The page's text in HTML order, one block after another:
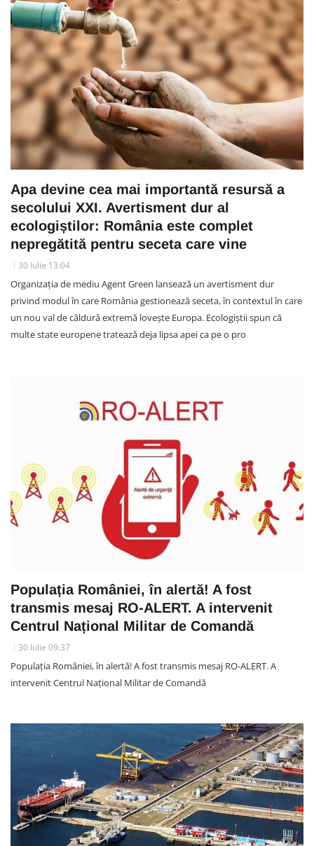
Apa devine cea mai importantă resursă a
secolului XXI. Avertisment dur al
ecologiștilor: România este complet
nepregătită pentru seceta care vine
30 Iulie 13:04
Organizația de mediu Agent Green lansează un avertisment dur
privind modul în care România gestionează seceta, în contextul în care
un nou val de căldură extremă lovește Europa. Ecologiștii spun că
multe state europene tratează deja lipsa apei ca pe o pro
Populația României, în alertă! A fost
transmis mesaj RO-ALERT. A intervenit
Centrul Național Militar de Comandă
30 Iulie 09:37
Populația României, în alertă! A fost transmis mesaj RO-ALERT. A
intervenit Centrul Național Militar de Comandă